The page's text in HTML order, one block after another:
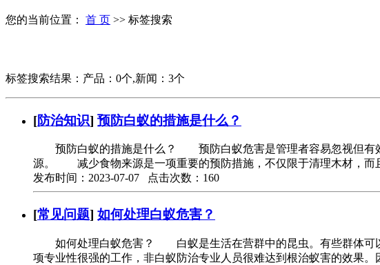
您的当前位置： 首 页 >> 标签搜索
标签搜索结果：产品：0个,新闻：3个
[防治知识] 预防白蚁的措施是什么？
预防白蚁的措施是什么？ 预防白蚁危害是管理者容易忽视但有
源。 减少食物来源是一项重要的预防措施，不仅限于清理木材，而
发布时间：2023-07-07 点击次数：160
[常见问题] 如何处理白蚁危害？
如何处理白蚁危害？ 白蚁是生活在营群中的昆虫。有些群体可以
项专业性很强的工作，非白蚁防治专业人员很难达到根治蚁害的效果。